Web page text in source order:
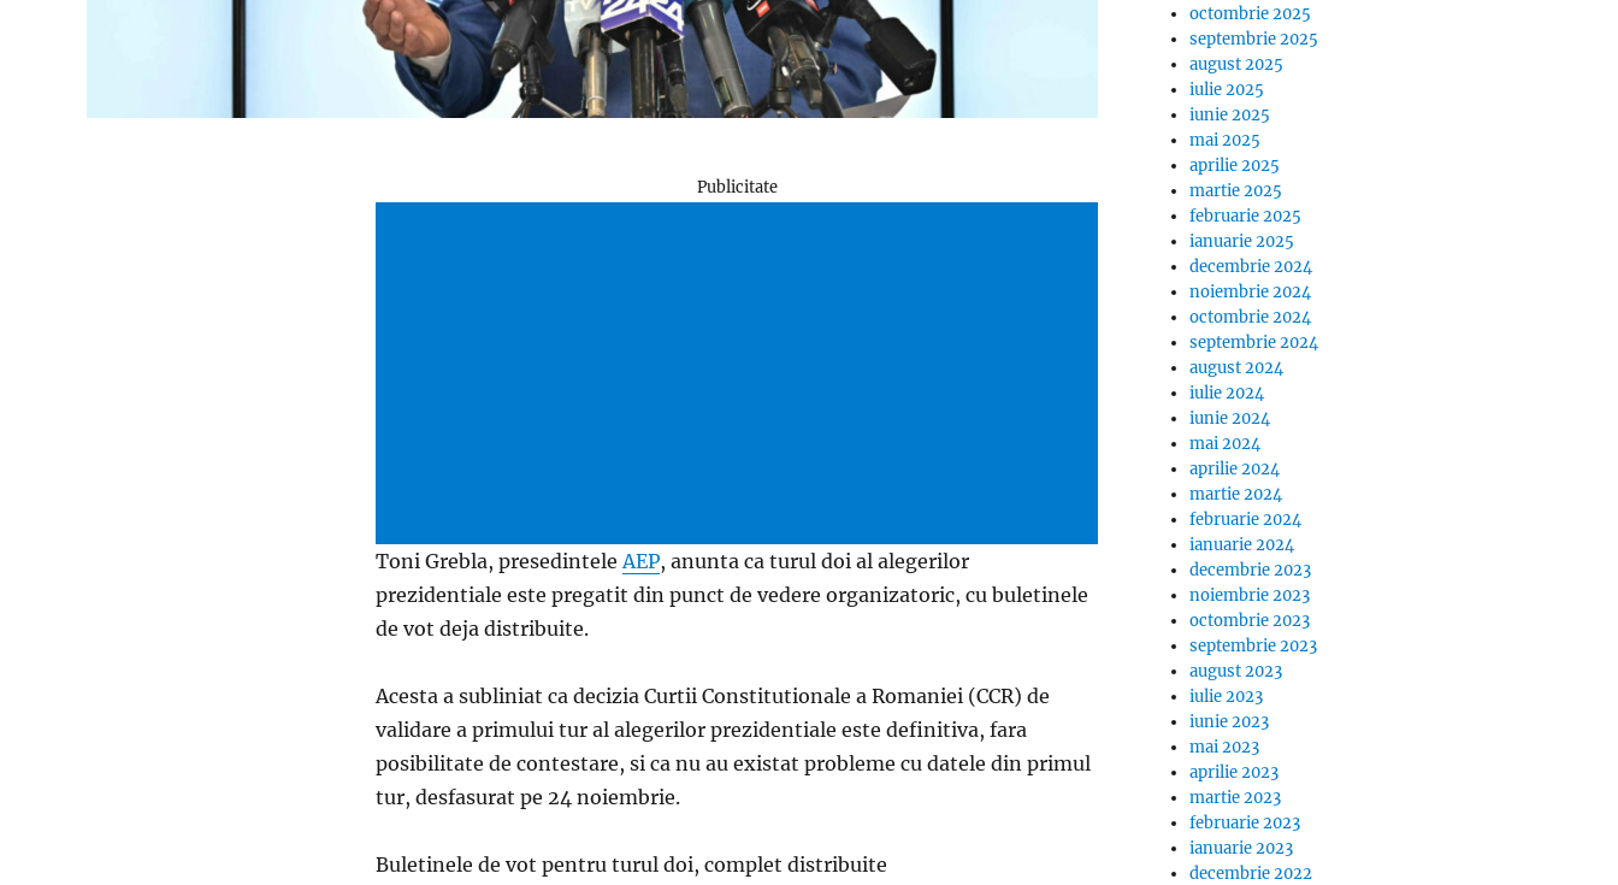
Publicitate
Toni Grebla, presedinteleAEP, anunta ca turul doi al alegerilor
prezidentiale este pregatit din punct de vedere organizatoric, cu buletinele
de vot deja distribuite.
Acesta a subliniat ca decizia Curtii Constitutionale a Romaniei (CCR) de
validare a primului tur al alegerilor prezidentiale este definitiva, fara
posibilitate de contestare, si ca nu au existat probleme cu datele din primul
tur, desfasurat pe 24 noiembrie.
Buletinele de vot pentru turul doi, complet distribuite
octombrie 2025
septembrie 2025
august 2025
iulie 2025
iunie 2025
mai 2025
aprilie 2025
martie 2025
februarie 2025
ianuarie 2025
decembrie 2024
noiembrie 2024
octombrie 2024
septembrie 2024
august 2024
iulie 2024
iunie 2024
mai 2024
aprilie 2024
martie 2024
februarie 2024
ianuarie 2024
decembrie 2023
noiembrie 2023
octombrie 2023
septembrie 2023
august 2023
iulie 2023
iunie 2023
mai 2023
aprilie 2023
martie 2023
februarie 2023
ianuarie 2023
decembrie 2022